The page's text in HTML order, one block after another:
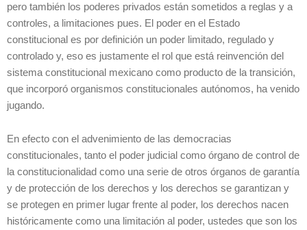
pero también los poderes privados están sometidos a reglas y a
controles, a limitaciones pues. El poder en el Estado
constitucional es por definición un poder limitado, regulado y
controlado y, eso es justamente el rol que está reinvención del
sistema constitucional mexicano como producto de la transición,
que incorporó organismos constitucionales autónomos, ha venido
jugando.
En efecto con el advenimiento de las democracias
constitucionales, tanto el poder judicial como órgano de control de
la constitucionalidad como una serie de otros órganos de garantía
y de protección de los derechos y los derechos se garantizan y
se protegen en primer lugar frente al poder, los derechos nacen
históricamente como una limitación al poder, ustedes que son los